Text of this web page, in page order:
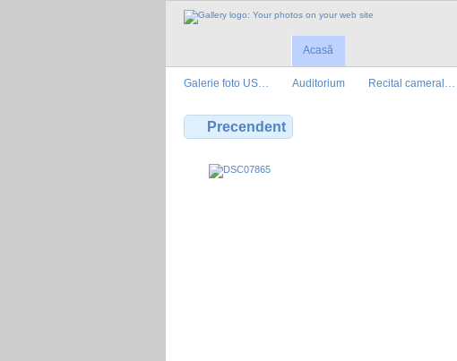
Acasă
Galerie foto US… Auditorium Recital cameral…
Precendent